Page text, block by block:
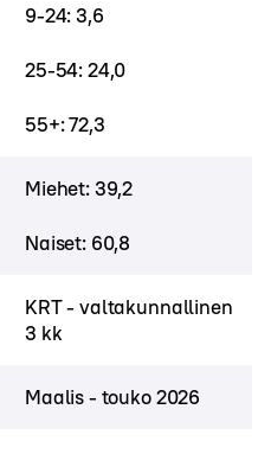
9-24: 3,6
25-54: 24,0
55+: 72,3
Miehet: 39,2
Naiset: 60,8
KRT - valtakunnallinen
3 kk
Maalis - touko 2026